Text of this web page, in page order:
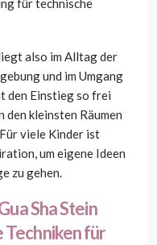
für technische
also im Alltag der
und im Umgang
den Einstieg so frei
den kleinsten Räumen
viele Kinder ist
um eigene Ideen
zu gehen.
Sha Stein
für